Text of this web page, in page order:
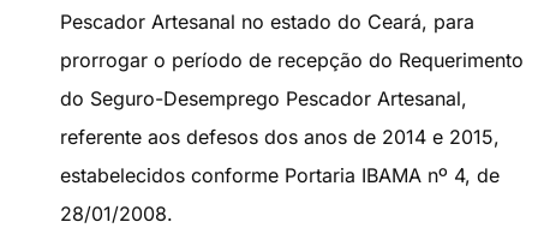
Pescador Artesanal no estado do Ceará, para
prorrogar o período de recepção do Requerimento
do Seguro-Desemprego Pescador Artesanal,
referente aos defesos dos anos de 2014 e 2015,
estabelecidos conforme Portaria IBAMA nº 4, de
28/01/2008.